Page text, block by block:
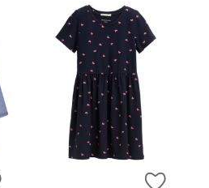
ZUR WUNSCHLISTE HINZUFÜGEN
ZUR